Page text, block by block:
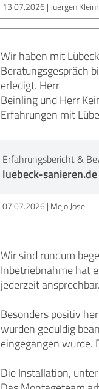
13.07.2026 Juergen
Wir haben mit
Beratungsgespräch
erledigt. Herr
Beinling und Herr
Erfahrungen mit
Erfahrungsbericht &
luebeck-sanieren.de
07.07.2026 Mejo Jose
Wir sind rundum
Inbetriebnahme hat
jederzeit ansprechbar.
Besonders positiv
wurden geduldig
eingegangen wurde.
Die Installation,